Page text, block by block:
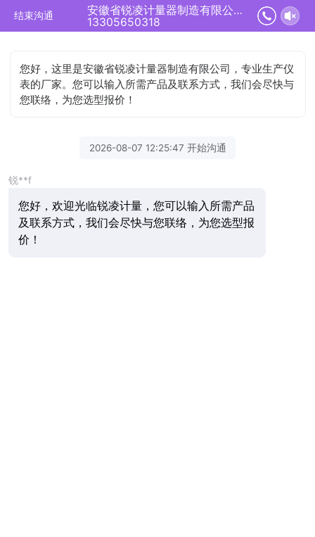
结束沟通
安徽省锐凌计量器制造有限公司正在为您服务
13305650318
您好，这里是安徽省锐凌计量器制造有限公司，专业生产仪
表的厂家。您可以输入所需产品及联系方式，我们会尽快与
您联络，为您选型报价！
2026-08-07 12:25:47 开始沟通
锐**f
您好，欢迎光临锐凌计量，您可以输入所需产品
及联系方式，我们会尽快与您联络，为您选型报
价！